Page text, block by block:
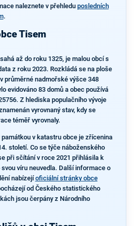
naleznete v přehledu posledních
.
Tisem
až do roku 1325, je malou obcí s
z roku 2023. Rozkládá se na ploše
průměrné nadmořské výšce 348
evidováno 83 domů a obec používá
Z hlediska populačního vývoje
vyrovnaný stav, kdy se
téměř vyrovnaly.
v katastru obce je zřícenina
století. Co se týče náboženského
při sčítání v roce 2021 přihlásila k
víru neuvedla. Další informace o
nabízejíoficiální stránky obce
od Českého statistického
jsou čerpány z Národního